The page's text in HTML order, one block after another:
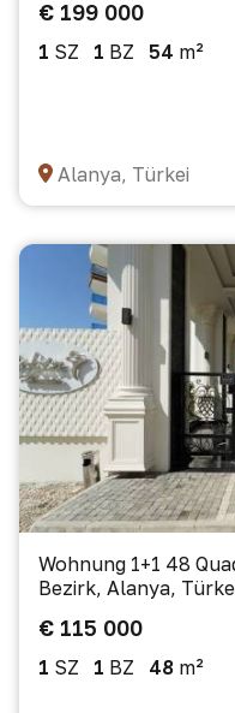
€ 199 000
1 SZ 1 BZ 54 m²
Alanya, Türkei
Wohnung 1+1 48
Bezirk, Alanya,
€ 115 000
1 SZ 1 BZ 48 m²